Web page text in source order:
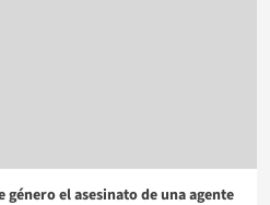
el asesinato de una agente